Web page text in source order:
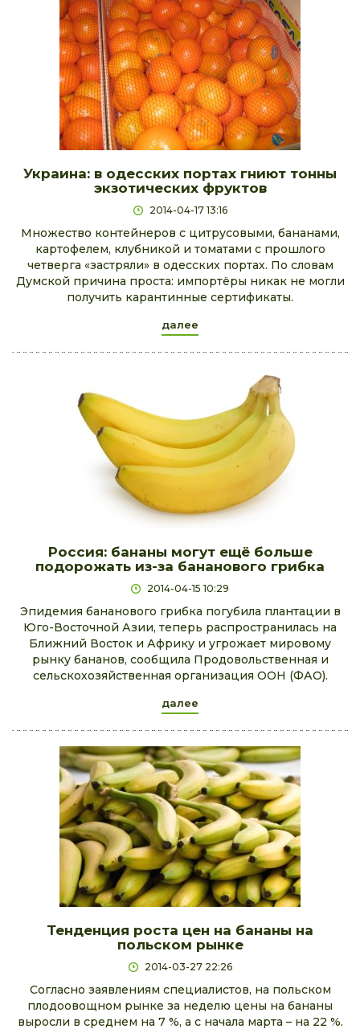
Украина: в одесских портах гниют тонны
экзотических фруктов
2014-04-17 13:16
Множество контейнеров с цитрусовыми, бананами,
картофелем, клубникой и томатами с прошлого
четверга «застряли» в одесских портах. По словам
Думской причина проста: импортёры никак не могли
получить карантинные сертификаты.
далее
Россия: бананы могут ещё больше
подорожать из-за бананового грибка
2014-04-15 10:29
Эпидемия бананового грибка погубила плантации в
Юго-Восточной Азии, теперь распространилась на
Ближний Восток и Африку и угрожает мировому
рынку бананов, сообщила Продовольственная и
сельскохозяйственная организация ООН (ФАО).
далее
Тенденция роста цен на бананы на
польском рынке
2014-03-27 22:26
Согласно заявлениям специалистов, на польском
плодоовощном рынке за неделю цены на бананы
выросли в среднем на 7 %, а с начала марта – на 22 %.